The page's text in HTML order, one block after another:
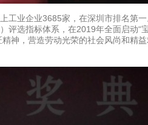
工业企业3685家，在深圳市排名第
评选指标体系，在2019年全面启动“
神，营造劳动光荣的社会风尚和精